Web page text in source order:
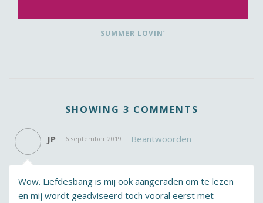
SUMMER LOVIN’
SHOWING 3 COMMENTS
JP 6 september 2019 Beantwoorden
Wow. Liefdesbang is mij ook aangeraden om te lezen
en mij wordt geadviseerd toch vooral eerst met